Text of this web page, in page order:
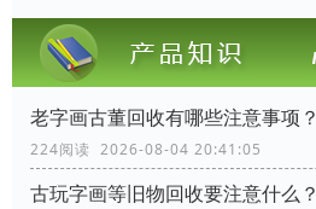
老字画古董回收有哪些注意事项？
224阅读 2026-08-04 20:41:05
古玩字画等旧物回收要注意什么？